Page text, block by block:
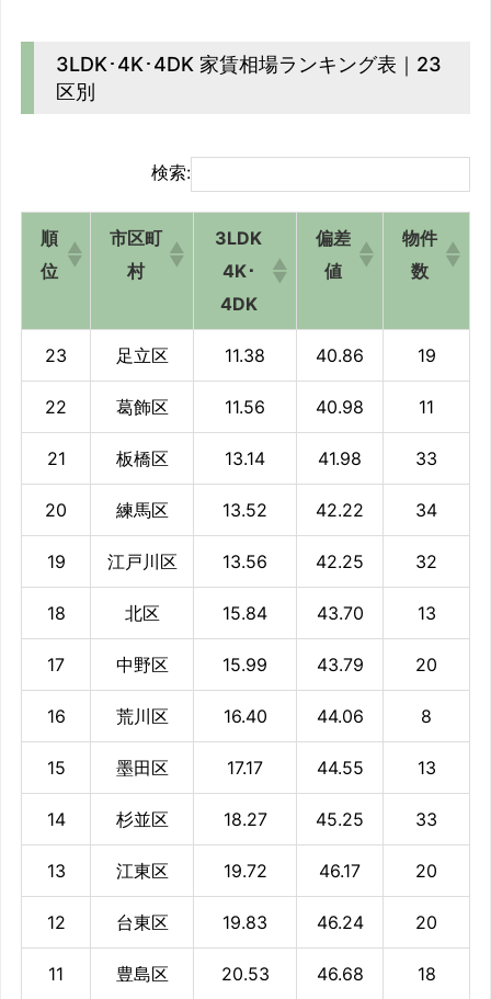
3LDK･4K･4DK 家賃相場ランキング表｜23
区別
検索:
順
位
市区町
村
3LDK
4K･
4DK
偏差
値
物件
数
23 足立区 11.38 40.86 19
22 葛飾区 11.56 40.98 11
21 板橋区 13.14 41.98 33
20 練馬区 13.52 42.22 34
19 江戸川区 13.56 42.25 32
18 北区 15.84 43.70 13
17 中野区 15.99 43.79 20
16 荒川区 16.40 44.06 8
15 墨田区 17.17 44.55 13
14 杉並区 18.27 45.25 33
13 江東区 19.72 46.17 20
12 台東区 19.83 46.24 20
11 豊島区 20.53 46.68 18